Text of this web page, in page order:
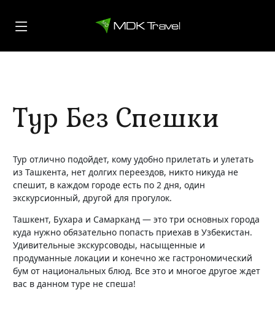
Тур Без Спешки
Тур отлично подойдет, кому удобно прилетать и улетать
из Ташкента, нет долгих переездов, никто никуда не
спешит, в каждом городе есть по 2 дня, один
экскурсионный, другой для прогулок.
Ташкент, Бухара и Самарканд — это три основных города
куда нужно обязательно попасть приехав в Узбекистан.
Удивительные экскурсоводы, насыщенные и
продуманные локации и конечно же гастрономический
бум от национальных блюд. Все это и многое другое ждет
вас в данном туре не спеша!